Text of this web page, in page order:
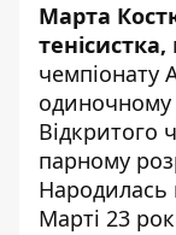
Марта
тенісистка,
чемпіонату
одиночному
Відкритого
парному
Народилась
Марті 23